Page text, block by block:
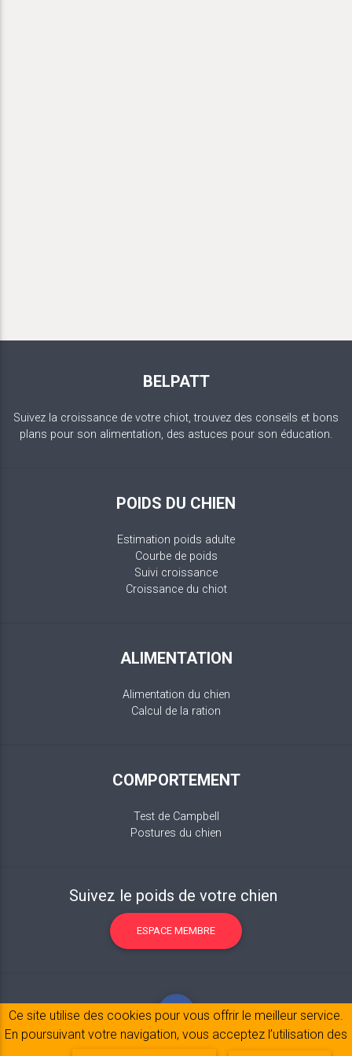
BELPATT
Suivez la croissance de votre chiot, trouvez des conseils et bons
plans pour son alimentation, des astuces pour son éducation.
POIDS DU CHIEN
Estimation poids adulte
Courbe de poids
Suivi croissance
Croissance du chiot
ALIMENTATION
Alimentation du chien
Calcul de la ration
COMPORTEMENT
Test de Campbell
Postures du chien
Suivez le poids de votre chien
ESPACE MEMBRE
Ce site utilise des cookies pour vous offrir le meilleur service.
En poursuivant votre navigation, vous acceptez l’utilisation des